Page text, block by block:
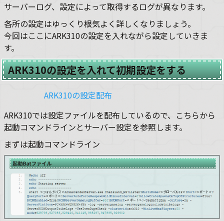
サーバーログ、設定によって取得するログが異なります。
各所の設定はゆっくり根気よく詳しくなりましょう。
今回はここにARK310の設定を入れながら設定していきま
す。
ARK310の設定を入れて初期設定をする
ARK310の設定配布
ARK310では設定ファイルを配布しているので、こちらから
起動コマンドラインとサーバー設定を参照します。
まずは起動コマンドライン